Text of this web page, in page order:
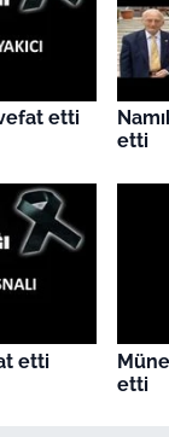
etti
etti
etti
etti